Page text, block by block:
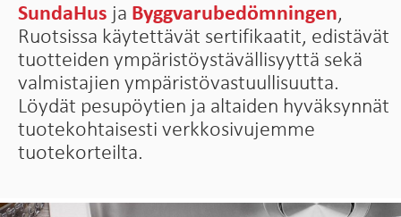
SundaHus ja Byggvarubedömningen,
Ruotsissa käytettävät sertifikaatit, edistävät
tuotteiden ympäristöystävällisyyttä sekä
valmistajien ympäristövastuullisuutta.
Löydät pesupöytien ja altaiden hyväksynnät
tuotekohtaisesti verkkosivujemme
tuotekorteilta.